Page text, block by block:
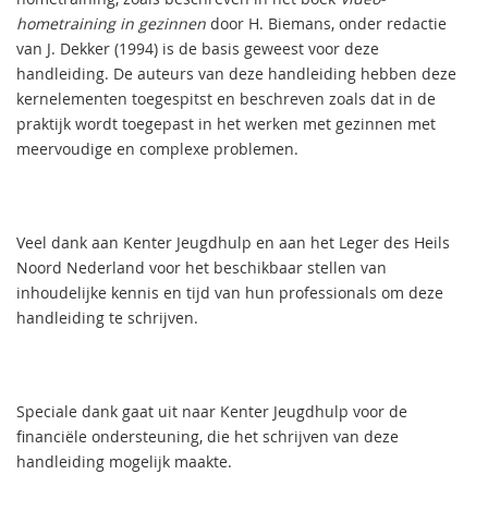
hometraining in gezinnen door H. Biemans, onder redactie
van J. Dekker (1994) is de basis geweest voor deze
handleiding. De auteurs van deze handleiding hebben deze
kernelementen toegespitst en beschreven zoals dat in de
praktijk wordt toegepast in het werken met gezinnen met
meervoudige en complexe problemen.
Veel dank aan Kenter Jeugdhulp en aan het Leger des Heils
Noord Nederland voor het beschikbaar stellen van
inhoudelijke kennis en tijd van hun professionals om deze
handleiding te schrijven.
Speciale dank gaat uit naar Kenter Jeugdhulp voor de
financiële ondersteuning, die het schrijven van deze
handleiding mogelijk maakte.